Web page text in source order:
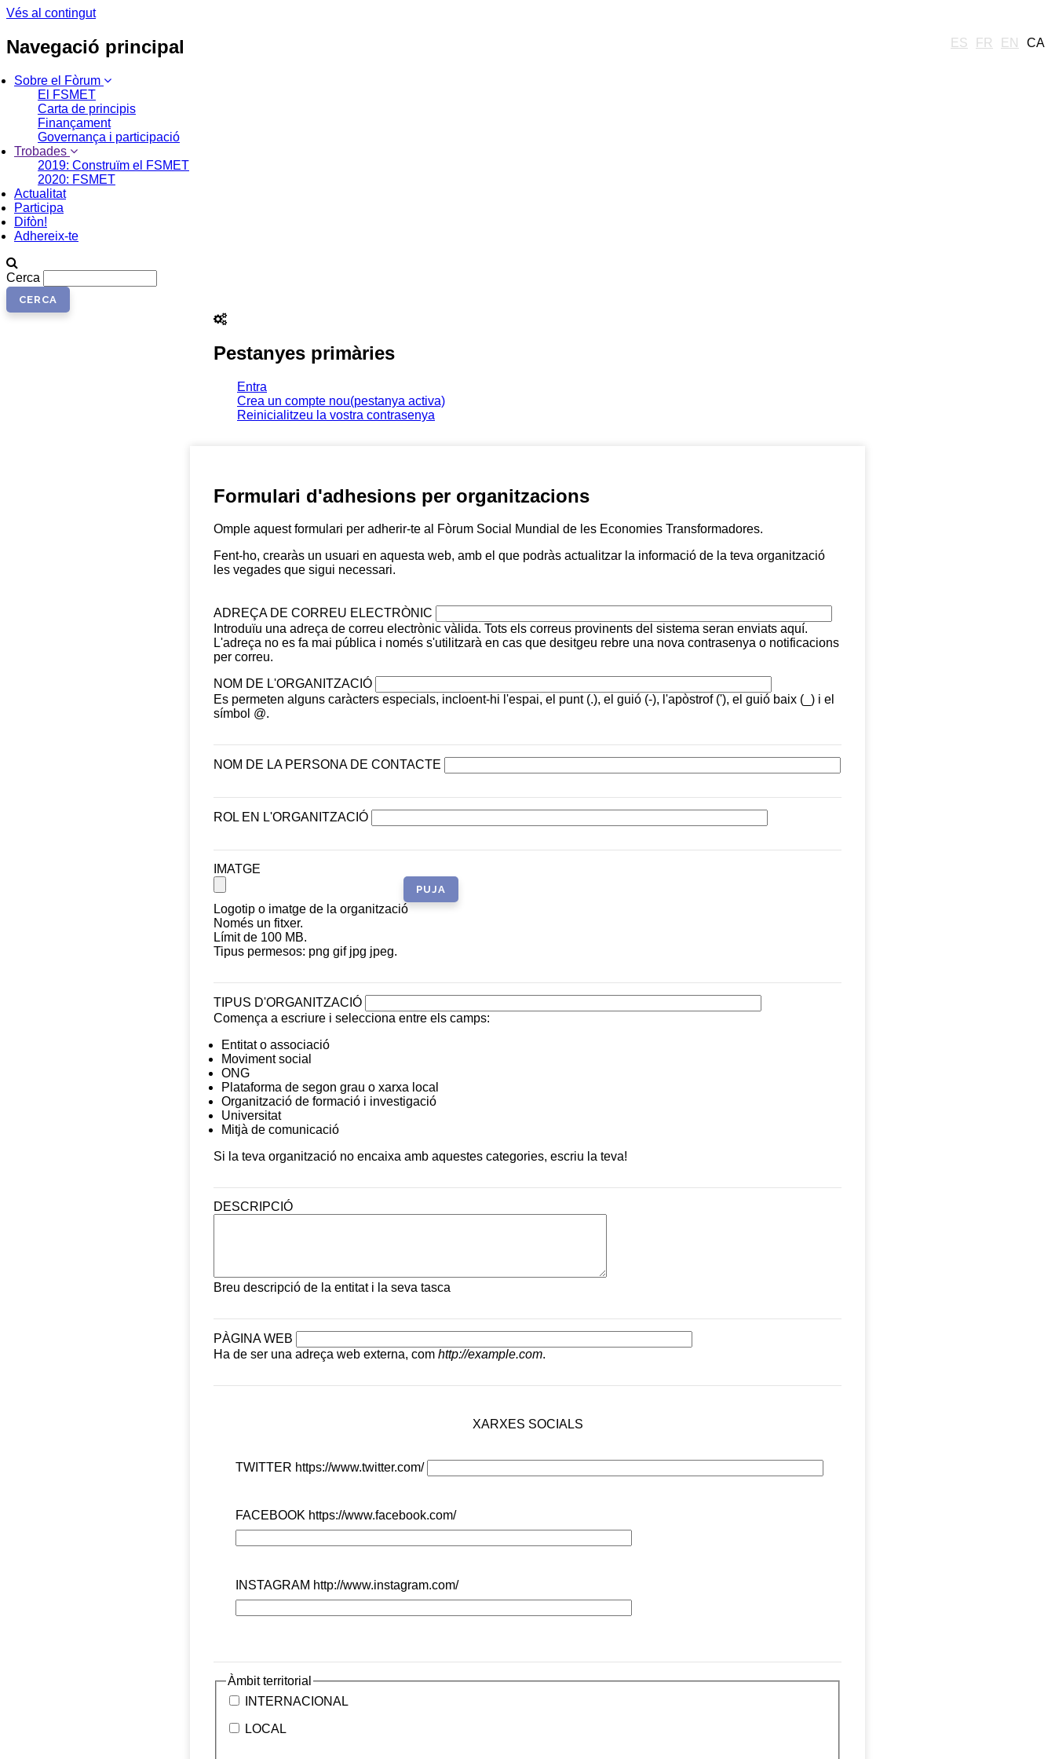
Vés al contingut
CA
EN
FR
ES
Navegació principal
Sobre el Fòrum
El FSMET
Carta de principis
Finançament
Governança i participació
Trobades
2019: Construïm el FSMET
2020: FSMET
Actualitat
Participa
Difòn!
Adhereix-te
Cerca
Pestanyes primàries
Entra
Crea un compte nou(pestanya activa)
Reinicialitzeu la vostra contrasenya
Formulari d'adhesions per organitzacions
Omple aquest formulari per adherir-te al Fòrum Social Mundial de les Economies Transformadores.
Fent-ho, crearàs un usuari en aquesta web, amb el que podràs actualitzar la informació de la teva organització
les vegades que sigui necessari.
ADREÇA DE CORREU ELECTRÒNIC
Introduïu una adreça de correu electrònic vàlida. Tots els correus provinents del sistema seran enviats aquí.
L'adreça no es fa mai pública i només s'utilitzarà en cas que desitgeu rebre una nova contrasenya o notificacions
per correu.
NOM DE L'ORGANITZACIÓ
Es permeten alguns caràcters especials, incloent-hi l'espai, el punt (.), el guió (-), l'apòstrof ('), el guió baix (_) i el
símbol @.
NOM DE LA PERSONA DE CONTACTE
ROL EN L'ORGANITZACIÓ
IMATGE
Logotip o imatge de la organització
Només un fitxer.
Límit de 100 MB.
Tipus permesos: png gif jpg jpeg.
TIPUS D'ORGANITZACIÓ
Comença a escriure i selecciona entre els camps:
Entitat o associació
Moviment social
ONG
Plataforma de segon grau o xarxa local
Organització de formació i investigació
Universitat
Mitjà de comunicació
Si la teva organització no encaixa amb aquestes categories, escriu la teva!
DESCRIPCIÓ
Breu descripció de la entitat i la seva tasca
PÀGINA WEB
Ha de ser una adreça web externa, com http://example.com.
XARXES SOCIALS
TWITTER https://www.twitter.com/
FACEBOOK https://www.facebook.com/
INSTAGRAM http://www.instagram.com/
Àmbit territorial
INTERNACIONAL
LOCAL